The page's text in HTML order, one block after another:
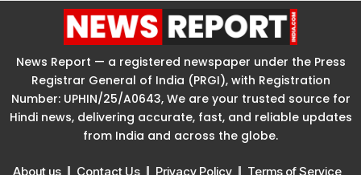
News Report — a registered newspaper under the Press
Registrar General of India (PRGI), with Registration
Number: UPHIN/25/A0643, We are your trusted source for
Hindi news, delivering accurate, fast, and reliable updates
from India and across the globe.
About us Contact Us Privacy Policy Terms of Service